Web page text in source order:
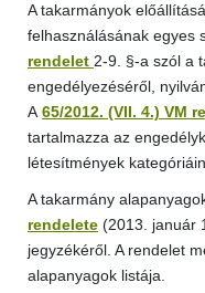
A takarmányok
felhasználásának egyes
rendelet 2-9. §-a szól a
engedélyezéséről,
A65/2012. (VII. 4.) VM
tartalmazza az
létesítmények
A takarmány
rendelete (2013. január
jegyzékéről. A rendelet
alapanyagok listája.